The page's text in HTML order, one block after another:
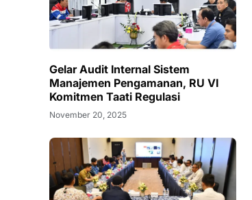
Gelar Audit Internal Sistem
Manajemen Pengamanan, RU VI
Komitmen Taati Regulasi
November 20, 2025